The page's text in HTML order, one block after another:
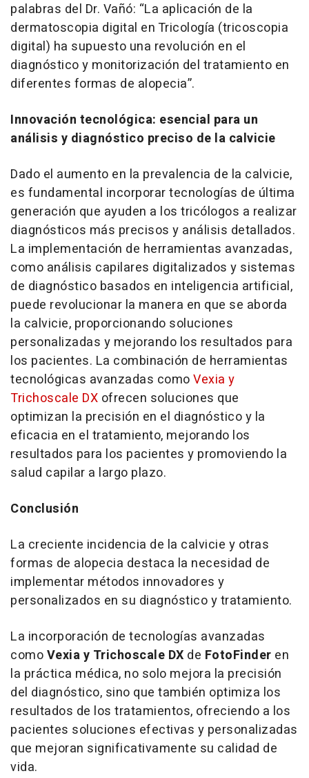
palabras del Dr. Vañó: “La aplicación de la
dermatoscopia digital en Tricología (tricoscopia
digital) ha supuesto una revolución en el
diagnóstico y monitorización del tratamiento en
diferentes formas de alopecia”.
Innovación tecnológica: esencial para un
análisis y diagnóstico preciso de la calvicie
Dado el aumento en la prevalencia de la calvicie,
es fundamental incorporar tecnologías de última
generación que ayuden a los tricólogos a realizar
diagnósticos más precisos y análisis detallados.
La implementación de herramientas avanzadas,
como análisis capilares digitalizados y sistemas
de diagnóstico basados en inteligencia artificial,
puede revolucionar la manera en que se aborda
la calvicie, proporcionando soluciones
personalizadas y mejorando los resultados para
los pacientes. La combinación de herramientas
tecnológicas avanzadas comoVexia y
Trichoscale DX ofrecen soluciones que
optimizan la precisión en el diagnóstico y la
eficacia en el tratamiento, mejorando los
resultados para los pacientes y promoviendo la
salud capilar a largo plazo.
Conclusión
La creciente incidencia de la calvicie y otras
formas de alopecia destaca la necesidad de
implementar métodos innovadores y
personalizados en su diagnóstico y tratamiento.
La incorporación de tecnologías avanzadas
comoVexia y Trichoscale DX de FotoFinder en
la práctica médica, no solo mejora la precisión
del diagnóstico, sino que también optimiza los
resultados de los tratamientos, ofreciendo a los
pacientes soluciones efectivas y personalizadas
que mejoran significativamente su calidad de
vida.